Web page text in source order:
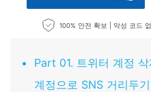
100% 안전 확보 | 악성 코드
Part 01. 트위터 계정
계정으로 SNS 거리두